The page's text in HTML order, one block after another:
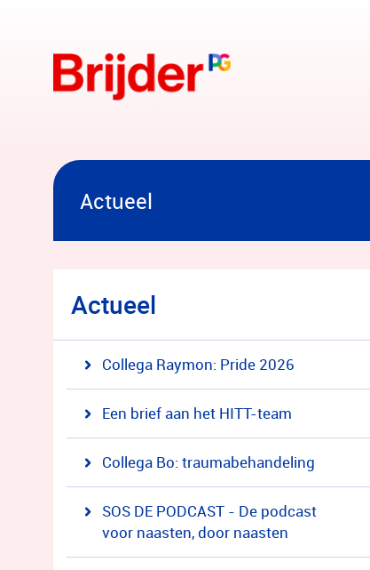
Actueel
Actueel
Collega Raymon: Pride 2026
Een brief aan het HITT-team
Collega Bo: traumabehandeling
SOS DE PODCAST - De podcast
voor naasten, door naasten